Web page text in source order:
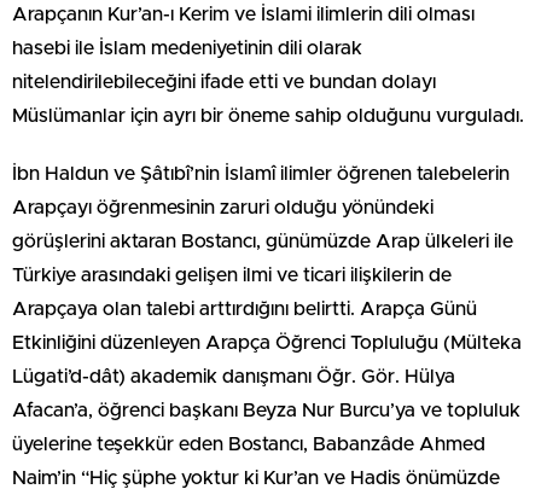
Arapçanın Kur’an-ı Kerim ve İslami ilimlerin dili olması
hasebi ile İslam medeniyetinin dili olarak
nitelendirilebileceğini ifade etti ve bundan dolayı
Müslümanlar için ayrı bir öneme sahip olduğunu vurguladı.
İbn Haldun ve Şâtıbî’nin İslamî ilimler öğrenen talebelerin
Arapçayı öğrenmesinin zaruri olduğu yönündeki
görüşlerini aktaran Bostancı, günümüzde Arap ülkeleri ile
Türkiye arasındaki gelişen ilmi ve ticari ilişkilerin de
Arapçaya olan talebi arttırdığını belirtti. Arapça Günü
Etkinliğini düzenleyen Arapça Öğrenci Topluluğu (Mülteka
Lügati’d-dât) akademik danışmanı Öğr. Gör. Hülya
Afacan’a, öğrenci başkanı Beyza Nur Burcu’ya ve topluluk
üyelerine teşekkür eden Bostancı, Babanzâde Ahmed
Naim’in “Hiç şüphe yoktur ki Kur’an ve Hadis önümüzde